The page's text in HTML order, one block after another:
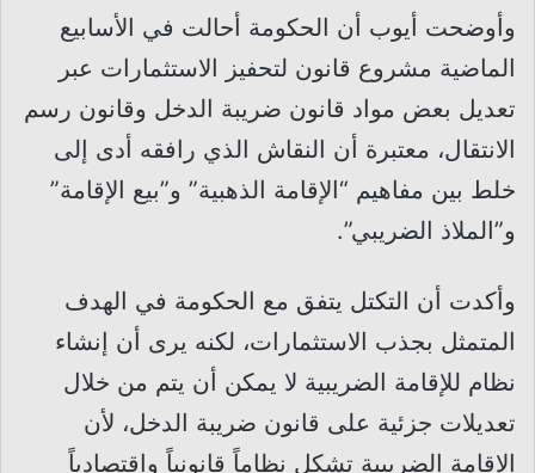
وأوضحت أيوب أن الحكومة أحالت في الأسابيع
الماضية مشروع قانون لتحفيز الاستثمارات عبر
تعديل بعض مواد قانون ضريبة الدخل وقانون رسم
الانتقال، معتبرة أن النقاش الذي رافقه أدى إلى
خلط بين مفاهيم “الإقامة الذهبية” و”بيع الإقامة”
و”الملاذ الضريبي”.
وأكدت أن التكتل يتفق مع الحكومة في الهدف
المتمثل بجذب الاستثمارات، لكنه يرى أن إنشاء
نظام للإقامة الضريبية لا يمكن أن يتم من خلال
تعديلات جزئية على قانون ضريبة الدخل، لأن
الإقامة الضريبية تشكل نظاماً قانونياً واقتصادياً